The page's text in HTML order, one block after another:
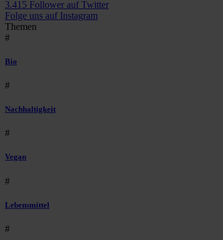
3.415 Follower auf Twitter
Folge uns auf Instagram
Themen
#
Bio
#
Nachhaltigkeit
#
Vegan
#
Lebensmittel
#